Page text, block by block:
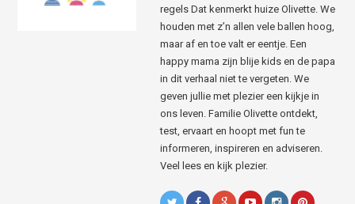
regels Dat kenmerkt huize Olivette. We
houden met z’n allen vele ballen hoog,
maar af en toe valt er eentje. Een
happy mama zijn blije kids en de papa
in dit verhaal niet te vergeten. We
geven jullie met plezier een kijkje in
ons leven. Familie Olivette ontdekt,
test, ervaart en hoopt met fun te
informeren, inspireren en adviseren.
Veel lees en kijk plezier.